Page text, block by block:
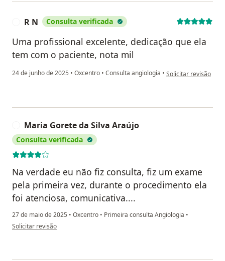
R N Consulta verificada
Uma profissional excelente, dedicação que ela
tem com o paciente, nota mil
24 de junho de 2025 • Oxcentro • Consulta angiologia • na opinião do
Solicitar revisão
Maria Gorete da Silva Araújo
Consulta verificada
Na verdade eu não fiz consulta, fiz um exame
pela primeira vez, durante o procedimento ela
foi atenciosa, comunicativa....
27 de maio de 2025 • Oxcentro • Primeira consulta Angiologia •
na opinião do utilizador Maria Gorete da Silva Araújo
Solicitar revisão